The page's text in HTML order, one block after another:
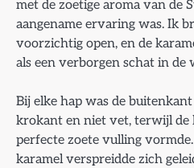
met de zoetige aroma van de
aangename ervaring was. Ik
voorzichtig open, en de
als een verborgen schat in de
Bij elke hap was de
krokant en niet vet, terwijl de
perfecte zoete vulling
karamel verspreidde zich